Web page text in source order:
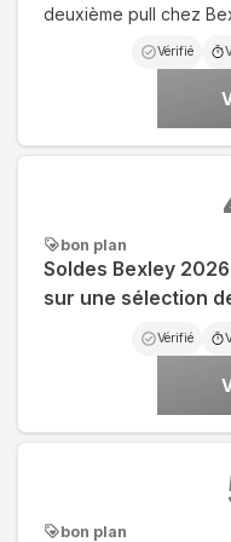
deuxième pull chez
Vérifié
bon plan
Soldes Bexley
sur une sélection
Vérifié
bon plan